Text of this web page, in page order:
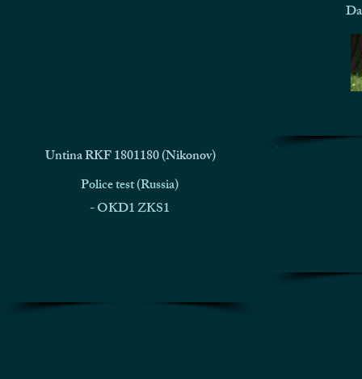
Untina RKF 1801180 (Nikonov)
Police test (Russia)
- OKD1 ZKS1